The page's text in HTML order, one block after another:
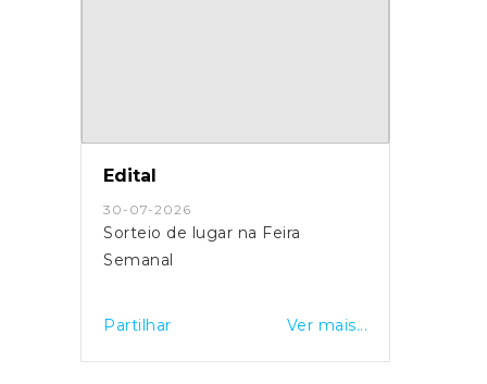
Edital
30-07-2026
Sorteio de lugar na Feira
Semanal
Partilhar Ver mais...